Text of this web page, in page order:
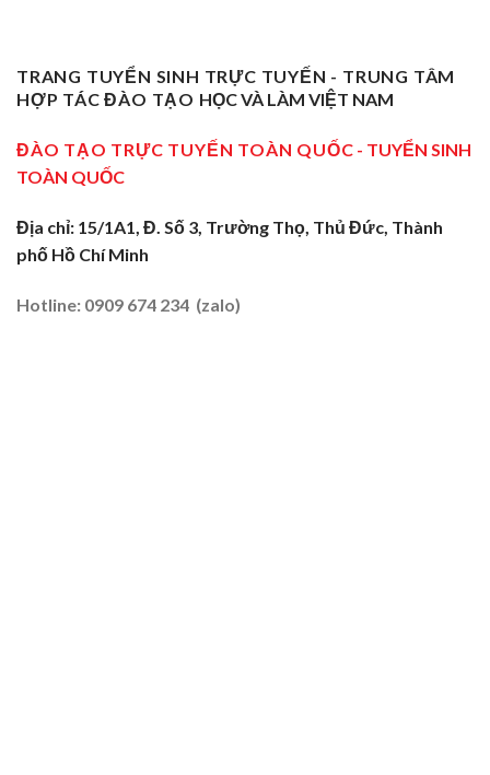
Nghề
Cửa
Ngõ
Miền
2026
Tây
Ninh:
Truyền
Tại
Dạy
Nghề
Sơ
Tại
Nghề
Tại
Lúa
TRANG TUYỂN SINH TRỰC TUYẾN - TRUNG TÂM
HỢP TÁC ĐÀO TẠO HỌC VÀ LÀM VIỆT NAM
ĐÀO TẠO TRỰC TUYẾN TOÀN QUỐC - TUYỂN SINH
TOÀN QUỐC
Địa chỉ: 15/1A1, Đ. Số 3, Trường Thọ, Thủ Đức, Thành
phố Hồ Chí Minh
Hotline: 0909 674 234 (zalo)